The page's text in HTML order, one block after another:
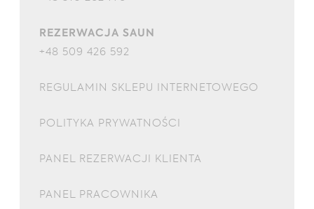
REZERWACJA SAUN
+48 509 426 592
REGULAMIN SKLEPU INTERNETOWEGO
POLITYKA PRYWATNOŚCI
PANEL REZERWACJI KLIENTA
PANEL PRACOWNIKA